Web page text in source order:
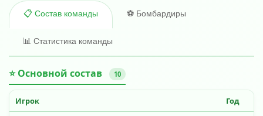
📋 Состав команды ⚽ Бомбардиры
📊 Статистика команды
⭐ Основной состав 10
Игрок Год